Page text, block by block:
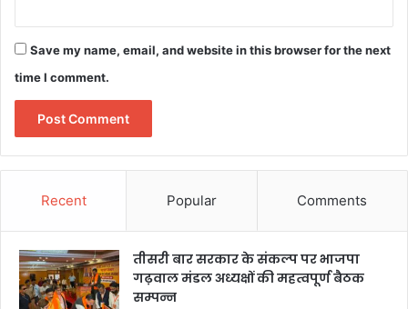
Save my name, email, and website in this browser for the next
time I comment.
Recent Popular Comments
तीसरी बार सरकार के संकल्प पर भाजपा
गढ़वाल मंडल अध्यक्षों की महत्वपूर्ण बैठक
सम्पन्न